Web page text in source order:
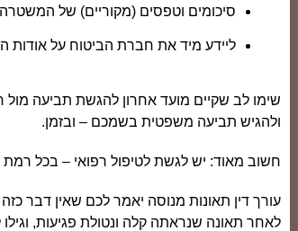
סיכומים וטפסים (מקוריים) של
ליידע מיד את חברת הביטוח על אודות
שימו לב שקיים מועד אחרון להגשת תביעה
ולהגיש תביעה משפטית בשמכם – ובזמן.
חשוב מאוד: יש לגשת לטיפול רפואי – בכל רמת
עורך דין תאונות מנוסה יאמר לכם שאין דבר
לאחר תאונה שנראתה קלה ונטולת פגיעות,